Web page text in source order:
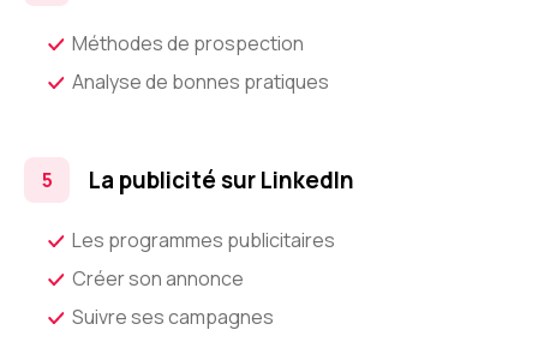
Méthodes de prospection
Analyse de bonnes pratiques
La publicité sur LinkedIn
Les programmes publicitaires
Créer son annonce
Suivre ses campagnes